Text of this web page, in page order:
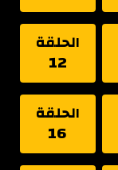
الحلقة
12
الحلقة
16